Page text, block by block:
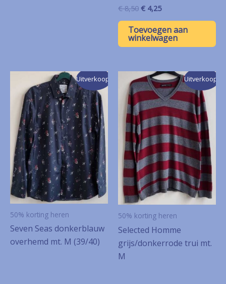
€8,50 Oorspronkelijke
was:
€ 8,50.
€ 4,25Huidige
is:
€ 4,25.
Toevoegen aan
winkelwagen
Uitverkoop!
50% korting heren
Seven Seas donkerblauw
overhemd mt. M (39/40)
Uitverkoop!
50% korting heren
Selected Homme
grijs/donkerrode trui mt.
M